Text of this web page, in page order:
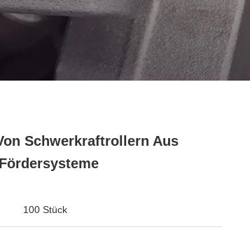
Schwerkraftrollern Aus
100 Stück